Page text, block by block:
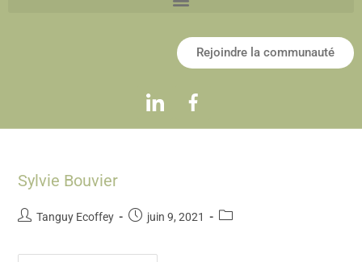
Rejoindre la communauté
Sylvie Bouvier
Tanguy Ecoffey juin 9, 2021